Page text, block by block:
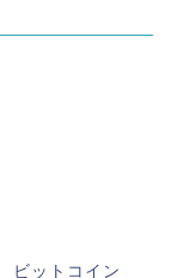
ビットコイン